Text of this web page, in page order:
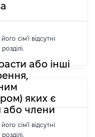
сім'ї відсутні
або інші
яких є
або члени
сім'ї відсутні